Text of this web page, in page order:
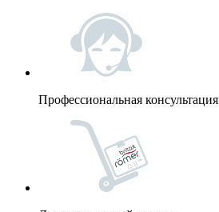
Профессиональная консультация